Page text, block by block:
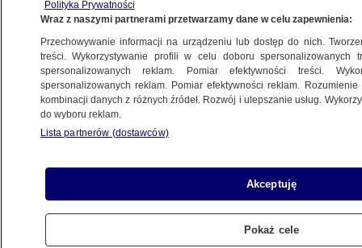
gdy w CIT-8 będą błędy?
12.01.2022, 07:00
Udostępnij
Polityka Prywatności
Wraz z naszymi partnerami przetwarzamy dane w celu zapewnienia:
Przechowywanie informacji na urządzeniu lub dostęp do nich.
treści. Wykorzystywanie profili w celu doboru spersonalizowanych
spersonalizowanych reklam. Pomiar efektywności treści.
spersonalizowanych reklam. Pomiar efektywności reklam.
kombinacji danych z różnych źródeł. Rozwój i ulepszanie usług.
do wyboru reklam.
Lista partnerów (dostawców)
Akceptuję
Pokaż cele